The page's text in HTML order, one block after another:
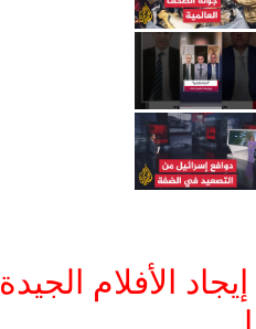
الأفلام الجيدة